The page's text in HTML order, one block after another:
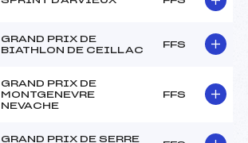
GRAND PRIX DE
BIATHLON DE CEILLAC
FFS
GRAND PRIX DE
MONTGENEVRE
NEVACHE
FFS
GRAND PRIX DE SERRE